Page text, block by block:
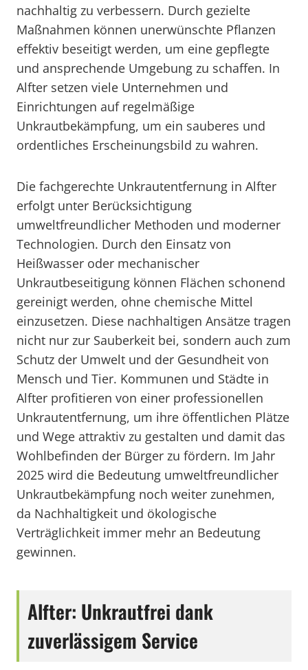
nachhaltig zu verbessern. Durch gezielte
Maßnahmen können unerwünschte Pflanzen
effektiv beseitigt werden, um eine gepflegte
und ansprechende Umgebung zu schaffen. In
Alfter setzen viele Unternehmen und
Einrichtungen auf regelmäßige
Unkrautbekämpfung, um ein sauberes und
ordentliches Erscheinungsbild zu wahren.
Die fachgerechte Unkrautentfernung in Alfter
erfolgt unter Berücksichtigung
umweltfreundlicher Methoden und moderner
Technologien. Durch den Einsatz von
Heißwasser oder mechanischer
Unkrautbeseitigung können Flächen schonend
gereinigt werden, ohne chemische Mittel
einzusetzen. Diese nachhaltigen Ansätze tragen
nicht nur zur Sauberkeit bei, sondern auch zum
Schutz der Umwelt und der Gesundheit von
Mensch und Tier. Kommunen und Städte in
Alfter profitieren von einer professionellen
Unkrautentfernung, um ihre öffentlichen Plätze
und Wege attraktiv zu gestalten und damit das
Wohlbefinden der Bürger zu fördern. Im Jahr
2025 wird die Bedeutung umweltfreundlicher
Unkrautbekämpfung noch weiter zunehmen,
da Nachhaltigkeit und ökologische
Verträglichkeit immer mehr an Bedeutung
gewinnen.
Alfter: Unkrautfrei dank
zuverlässigem Service